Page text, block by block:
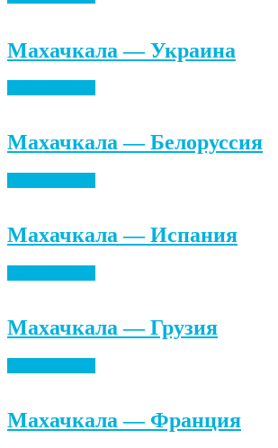
Махачкала — Украина
Махачкала — Белоруссия
Махачкала — Испания
Махачкала — Грузия
Махачкала — Франция